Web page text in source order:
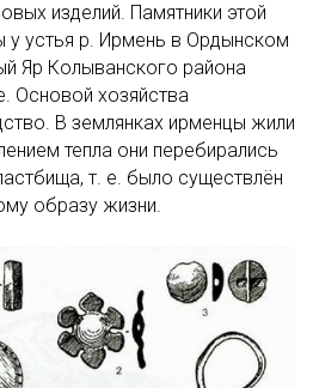
изделий. Памятники этой
у устья р. Ирмень в Ордынском
Яр Колыванского района
Основой хозяйства
В землянках ирменцы жили
тепла они перебирались
т. е. было существлён
образу жизни.